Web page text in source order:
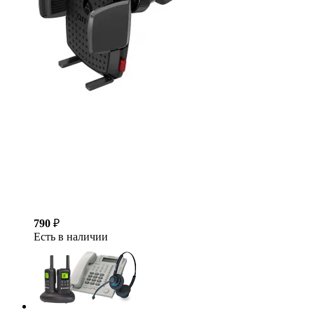
790 ₽
Есть в наличии